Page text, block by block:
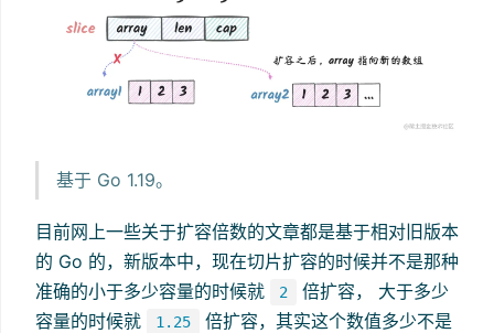
基于 Go 1.19。
目前网上一些关于扩容倍数的文章都是基于相对旧版本
的 Go 的，新版本中，现在切片扩容的时候并不是那种
准确的小于多少容量的时候就
2
倍扩容， 大于多少
容量的时候就
1.25
倍扩容，其实这个数值多少不是